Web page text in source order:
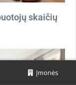
skaičių
Įmonės